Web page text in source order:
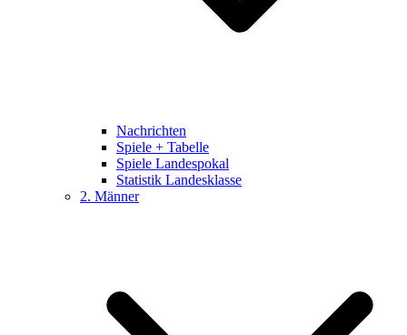
Nachrichten
Spiele + Tabelle
Spiele Landespokal
Statistik Landesklasse
2. Männer